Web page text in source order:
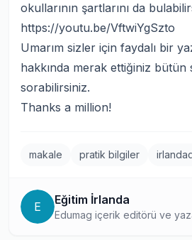
okullarının şartlarını da
https://youtu.be/VftwiYgSzto
Umarım sizler için faydalı bir
hakkında merak ettiğiniz bütün
sorabilirsiniz.
Thanks a million!
makale pratik bilgiler
E Eğitim İrlanda
Edumag içerik editörü ve